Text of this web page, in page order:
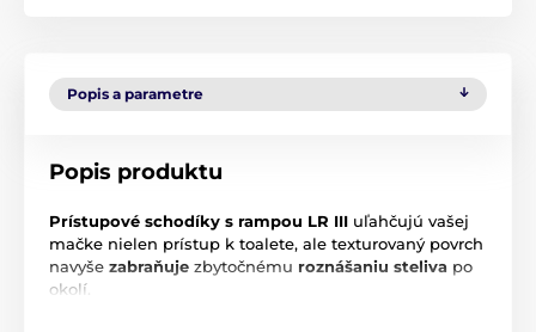
Popis a parametre
Popis produktu
Prístupové schodíky s rampou LR III uľahčujú vašej
mačke nielen prístup k toalete, ale texturovaný povrch
navyše zabraňuje zbytočnému roznášaniu steliva po
okolí.